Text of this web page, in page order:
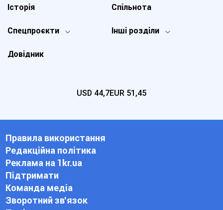
Спецпроєкти Інші розділи
Історія
Довідник
Спільнота
USD 44,7EUR 51,45
Правила використання
Редакційна політика
Реклама на 1kr.ua
Підтримати
Команда медіа
Зворотний зв'язок